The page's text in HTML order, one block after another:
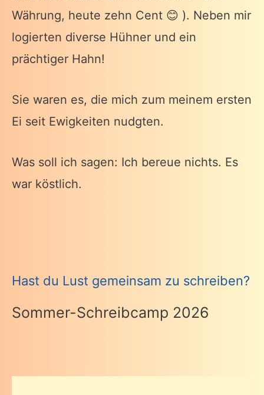
Währung, heute zehn Cent 😊 ). Neben mir
logierten diverse Hühner und ein
prächtiger Hahn!
Sie waren es, die mich zum meinem ersten
Ei seit Ewigkeiten nudgten.
Was soll ich sagen: Ich bereue nichts. Es
war köstlich.
Hast du Lust gemeinsam zu schreiben?
Sommer-Schreibcamp 2026